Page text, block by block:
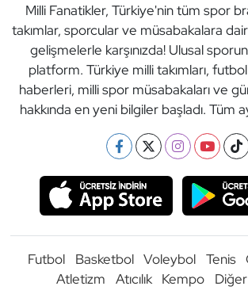
Milli Fanatikler, Türkiye'nin tüm spor
takımlar, sporcular ve müsabakalara
gelişmelerle karşınızda! Ulusal
platform. Türkiye milli takımları,
haberleri, milli spor müsabakaları ve
hakkında en yeni bilgiler başladı. Tüm
Futbol Basketbol Voleybol Tenis
Atletizm
Atıcılık Kempo